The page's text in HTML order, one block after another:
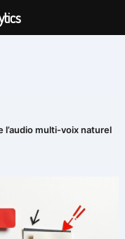
multi-voix naturel